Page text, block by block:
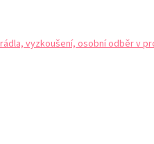
vyzkoušení, osobní odběr v